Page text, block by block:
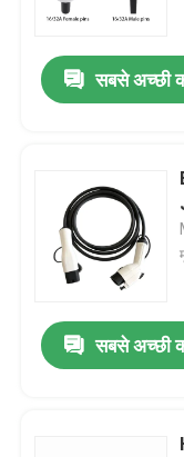
सबसे अच्छी
सबसे अच्छी